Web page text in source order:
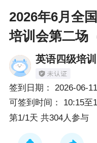
2026年6月全
培训会第二场
英语四级培训
签到日期： 2026-06-11
可签到时间： 10:15至
第1/1天 共304人参与